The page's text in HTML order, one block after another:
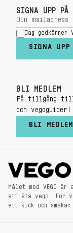
SIGNA UPP PÅ
Jag godkänner
SIGNA UPP
BLI MEDLEM
Få tillgång
och vegoguider!
BLI
Målet med VEGO
att äta vego. För
ett kick och